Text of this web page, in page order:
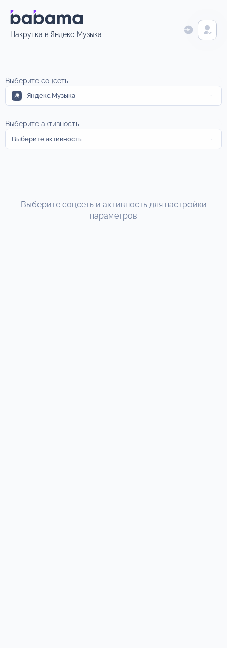
Накрутка в Яндекс Музыка
Выберите соцсеть
Яндекс.Музыка
Выберите активность
Выберите активность
Выберите соцсеть и активность для настройки
параметров